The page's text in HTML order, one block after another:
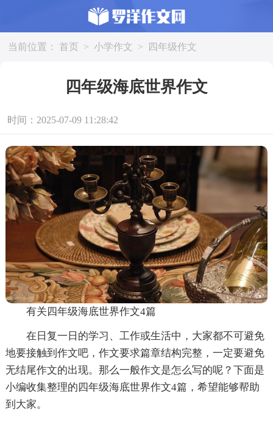
当前位置： 首页 > 小学作文 > 四年级作文
四年级海底世界作文
时间：2025-07-09 11:28:42
有关四年级海底世界作文4篇
在日复一日的学习、工作或生活中，大家都不可避免
地要接触到作文吧，作文要求篇章结构完整，一定要避免
无结尾作文的出现。那么一般作文是怎么写的呢？下面是
小编收集整理的四年级海底世界作文4篇，希望能够帮助
到大家。